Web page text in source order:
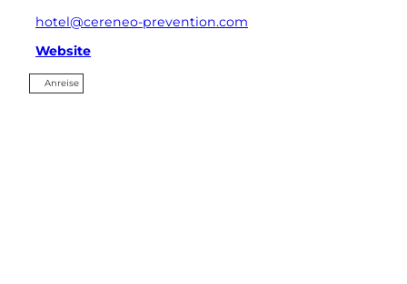
hotel@cereneo-prevention.com
Website
Anreise